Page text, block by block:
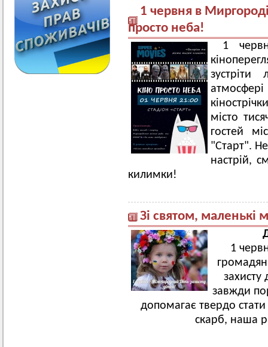
1 червня в
просто неба!
1
місто
гостей
"Старт".
настрій,
килимки!
Зі святом, маленькі
1
захисту
завжди
допомагає твердо
скарб, наша